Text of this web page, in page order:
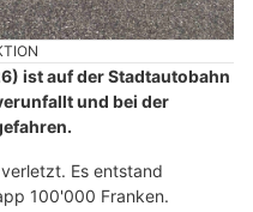
ist auf der Stadtautobahn
und bei der
Es entstand
100'000 Franken.